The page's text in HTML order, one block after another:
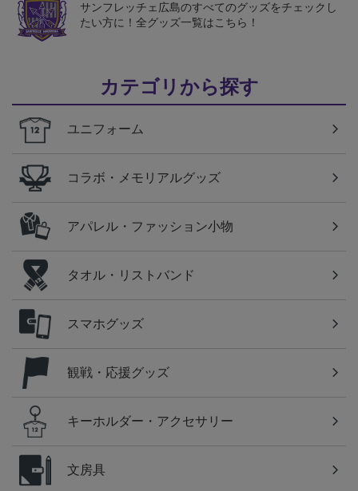
サンフレッチェ広島のすべてのグッズをチェックし
たい方に！全グッズ一覧はこちら！
カテゴリから探す
ユニフォーム
コラボ・メモリアルグッズ
アパレル・ファッション小物
タオル・リストバンド
スマホグッズ
観戦・応援グッズ
キーホルダー・アクセサリー
文房具